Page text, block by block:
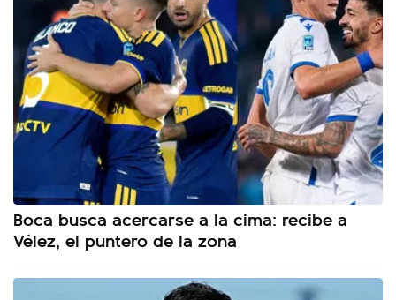
Boca busca acercarse a la cima: recibe a
Vélez, el puntero de la zona